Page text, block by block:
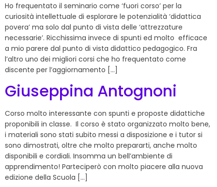
Ho frequentato il seminario come ‘fuori corso’ per la
curiosità intellettuale di esplorare le potenzialità ‘didattica
povera’ ma solo dal punto di vista delle ‘attrezzature
necessarie’. Ricchissima invece di spunti ed molto efficace
a mio parere dal punto di vista didattico pedagogico. Fra
l’altro uno dei migliori corsi che ho frequentato come
discente per l’aggiornamento […]
Giuseppina Antognoni
Corso molto interessante con spunti e proposte didattiche
proponibili in classe. Il corso è stato organizzato molto bene,
i materiali sono stati subito messi a disposizione e i tutor si
sono dimostrati, oltre che molto prepararti, anche molto
disponibili e cordiali. Insomma un bell’ambiente di
apprendimento! Parteciperò con molto piacere alla nuova
edizione della Scuola […]